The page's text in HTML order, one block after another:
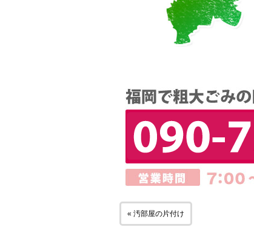
« 汚部屋の片付け